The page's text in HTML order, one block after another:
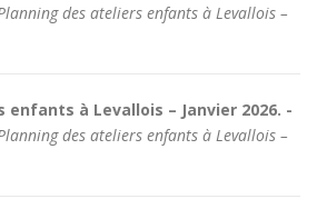
des ateliers enfants à Levallois –
à Levallois – Janvier 2026. -
des ateliers enfants à Levallois –